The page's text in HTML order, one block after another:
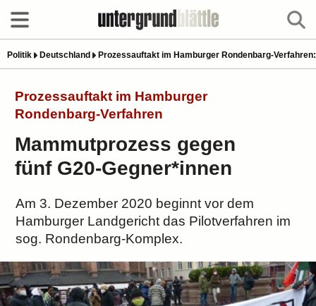
Politik Deutschland Prozessauftakt im Hamburger Rondenbarg-
Prozessauftakt im Hamburger
Rondenbarg-Verfahren
Mammutprozess gegen
fünf G20-Gegner*innen
Am 3. Dezember 2020 beginnt vor dem
Hamburger Landgericht das Pilotverfahren im
sog. Rondenbarg-Komplex.